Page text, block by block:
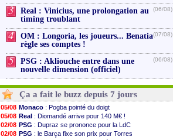
3
Real : Vinicius, une prolongation au
timing troublant
(06/08)
4
OM : Longoria, les joueurs... Benatia
règle ses comptes !
(07/08)
5
PSG : Akliouche entre dans une
nouvelle dimension (officiel)
(06/08)
Ça a fait le buzz depuis 7 jours
05/08 Monaco : Pogba pointé du doigt
05/08 Real : Diomandé arrive pour 140 M€ !
02/08 PSG : Dupraz se prononce pour la LdC
02/08 PSG : le Barça fixe son prix pour Torres